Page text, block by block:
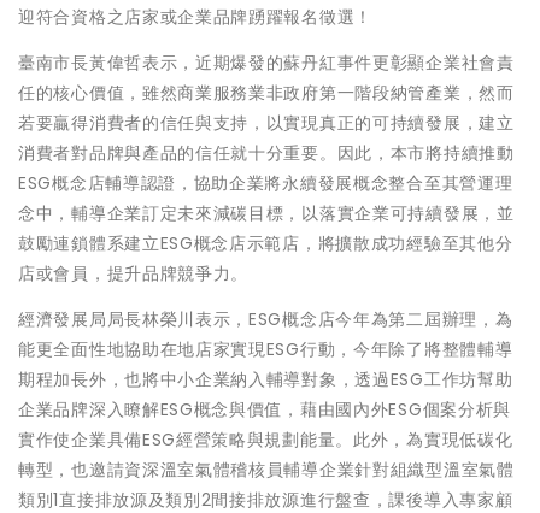
迎符合資格之店家或企業品牌踴躍報名徵選！
臺南市長黃偉哲表示，近期爆發的蘇丹紅事件更彰顯企業社會責
任的核心價值，雖然商業服務業非政府第一階段納管產業，然而
若要贏得消費者的信任與支持，以實現真正的可持續發展，建立
消費者對品牌與產品的信任就十分重要。因此，本市將持續推動
ESG概念店輔導認證，協助企業將永續發展概念整合至其營運理
念中，輔導企業訂定未來減碳目標，以落實企業可持續發展，並
鼓勵連鎖體系建立ESG概念店示範店，將擴散成功經驗至其他分
店或會員，提升品牌競爭力。
經濟發展局局長林榮川表示，ESG概念店今年為第二屆辦理，為
能更全面性地協助在地店家實現ESG行動，今年除了將整體輔導
期程加長外，也將中小企業納入輔導對象，透過ESG工作坊幫助
企業品牌深入瞭解ESG概念與價值，藉由國內外ESG個案分析與
實作使企業具備ESG經營策略與規劃能量。此外，為實現低碳化
轉型，也邀請資深溫室氣體稽核員輔導企業針對組織型溫室氣體
類別1直接排放源及類別2間接排放源進行盤查，課後導入專家顧